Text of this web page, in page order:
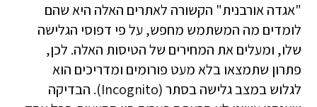
"אגדה אורבנית" הקשורה לאתרים האלה היא שהם
לומדים מה המשתמש מחפש, על פי דפוסי הגלישה
שלו, ומעלים את המחירים של הטיסות האלה. לכן,
פתרון שתמצאו בלא מעט פורומים ומדריכים הוא
לגלוש במצב גלישה בסתר (Incognito). הבדיקה